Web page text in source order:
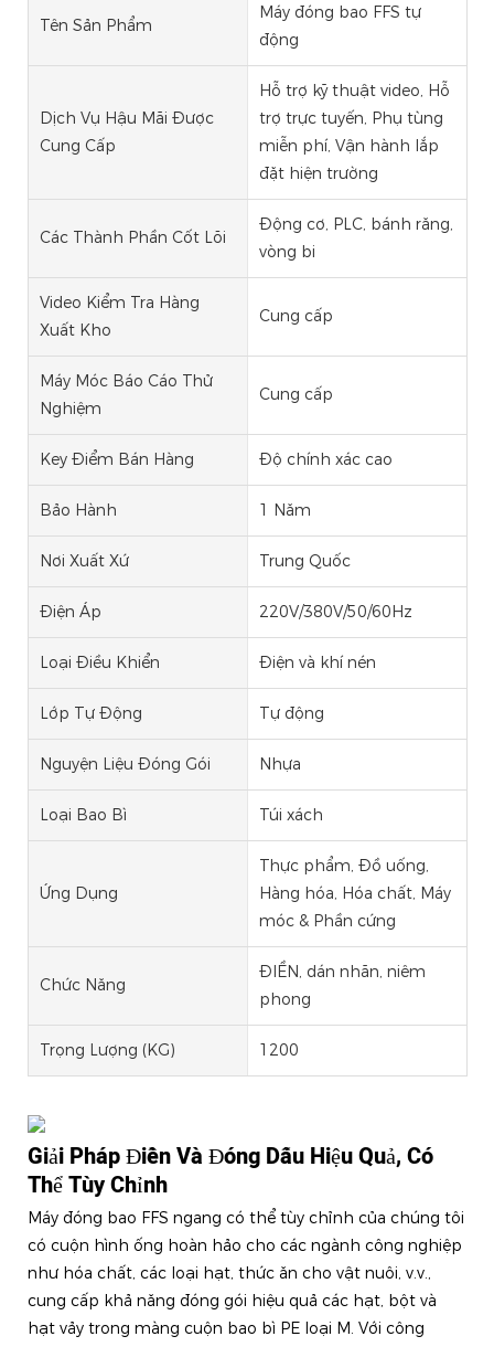
Tên Sản Phẩm
Máy đóng bao FFS tự
động
Dịch Vụ Hậu Mãi Được
Cung Cấp
Hỗ trợ kỹ thuật video, Hỗ
trợ trực tuyến, Phụ tùng
miễn phí, Vận hành lắp
đặt hiện trường
Các Thành Phần Cốt Lõi
Động cơ, PLC, bánh răng,
vòng bi
Video Kiểm Tra Hàng
Xuất Kho
Cung cấp
Máy Móc Báo Cáo Thử
Nghiệm
Cung cấp
Key Điểm Bán Hàng Độ chính xác cao
Bảo Hành 1 Năm
Nơi Xuất Xứ Trung Quốc
Điện Áp 220V/380V/50/60Hz
Loại Điều Khiển Điện và khí nén
Lớp Tự Động Tự động
Nguyện Liệu Đóng Gói Nhựa
Loại Bao Bì Túi xách
Ứng Dụng
Thực phẩm, Đồ uống,
Hàng hóa, Hóa chất, Máy
móc & Phần cứng
Chức Năng
ĐIỀN, dán nhãn, niêm
phong
Trọng Lượng (KG) 1200
Giải Pháp Điền Và Đóng Dấu Hiệu Quả, Có
Thể Tùy Chỉnh
Máy đóng bao FFS ngang có thể tùy chỉnh của chúng tôi
có cuộn hình ống hoàn hảo cho các ngành công nghiệp
như hóa chất, các loại hạt, thức ăn cho vật nuôi, v.v.,
cung cấp khả năng đóng gói hiệu quả các hạt, bột và
hạt vảy trong màng cuộn bao bì PE loại M. Với công